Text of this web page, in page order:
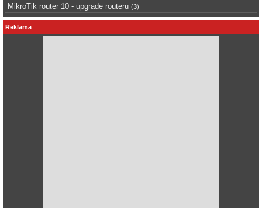
MikroTik router 10 - upgrade routeru (3)
Reklama